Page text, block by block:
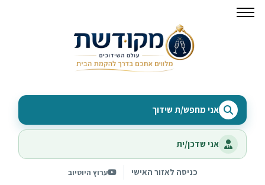
אני מחפש/ת שידוך
אני שדכן/ית
כניסה לאזור האישי ערוץ היוטיוב